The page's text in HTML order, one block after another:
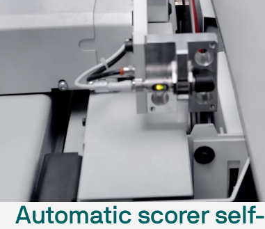
Automatic scorer self-